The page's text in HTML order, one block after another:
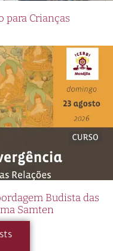
para Crianças
Budista das
Samten